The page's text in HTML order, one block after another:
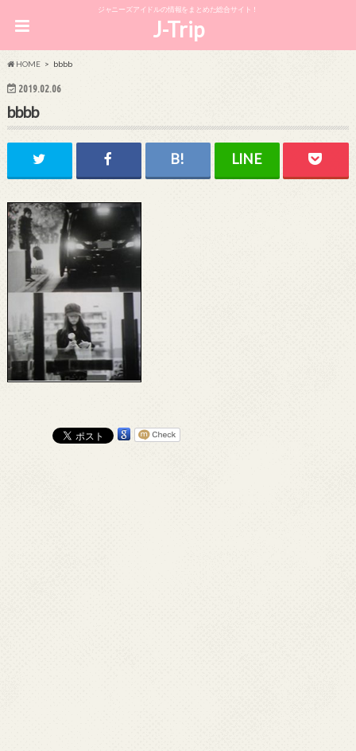
ジャニーズアイドルの情報をまとめた総合サイト！
J-Trip
HOME bbbb
2019.02.06
bbbb